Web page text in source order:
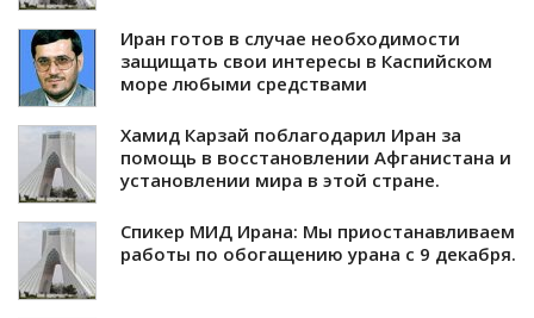
Иран готов в случае необходимости
защищать свои интересы в Каспийском
море любыми средствами
Хамид Карзай поблагодарил Иран за
помощь в восстановлении Афганистана и
установлении мира в этой стране.
Спикер МИД Ирана: Мы приостанавливаем
работы по обогащению урана с 9 декабря.